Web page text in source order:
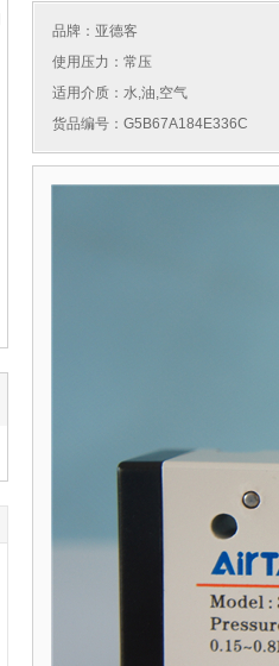
品牌： 亚德客
使用压力：常压
适用介质：水,油,空气
货品编号：G5B67A184E336C